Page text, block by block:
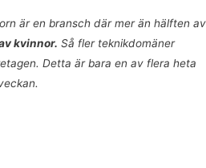
är en bransch där mer än hälften av
kvinnor. Så fler teknikdomäner
Detta är bara en av flera heta